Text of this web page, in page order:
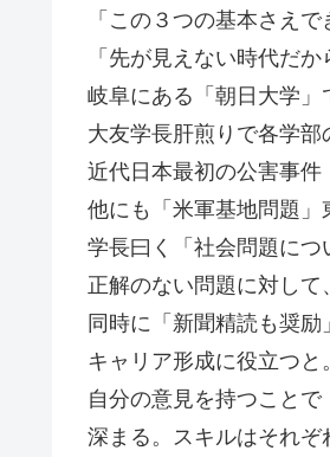
「この３つの基本さえ
「先が見えない時代だ
岐阜にある「朝日大学」
大友学長肝煎りで各学部
近代日本最初の公害事件
他にも「米軍基地問題」
学長曰く「社会問題に
正解のない問題に対して
同時に「新聞精読も奨
キャリア形成に役立つと。
自分の意見を持つこと
深まる。スキルはそれぞ